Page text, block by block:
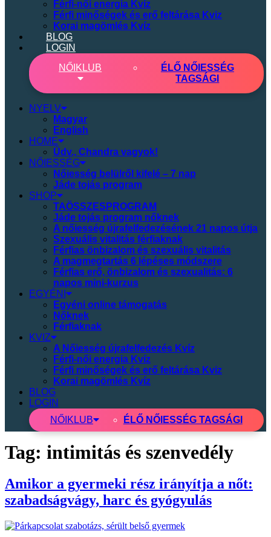
Férfi-női energia Kvíz
Férfi minőségek és erő feltárása Kviz
Korai magömlés Kvíz
BLOG
LOGIN
NŐI KLUB
ÉLŐ NŐIESSÉG
TAGSÁGI
NYELV
Magyar
English
HOME
Üdv., Chandra vagyok!
NŐIESSÉG
Nőiesség belülről kifelé – 7 nap
Jáde tojás program
SHOP
TAÖSSZESPROGRAM
Jáde tojás program nőknek
A nőiesség újrafelfedezésének 21 napos útja
Szexuális vitalitás férfiaknak
Férfias önbizalom és szexuális vitalitás
A magmegtartás 6 lépéses módszere
Férfias erő, önbizalom és szexualitás: 6
napos mini-kurzus
EGYÉNI
Egyéni online támogatás
Nőknek
Férfiaknak
KVIZ
A Nőiesség újrafelfedezés Kvíz
Férfi-női energia Kvíz
Férfi minőségek és erő feltárása Kviz
Korai magömlés Kvíz
BLOG
LOGIN
NŐI KLUB ÉLŐ NŐIESSÉG TAGSÁGI
Tag: intimitás és szenvedély
Amikor a gyermeki rész irányítja a nőt:
szabadságvágy, harc és gyógyulás